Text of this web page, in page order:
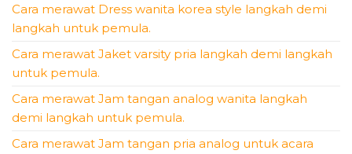
Cara merawat Dress wanita korea style langkah demi
langkah untuk pemula.
Cara merawat Jaket varsity pria langkah demi langkah
untuk pemula.
Cara merawat Jam tangan analog wanita langkah
demi langkah untuk pemula.
Cara merawat Jam tangan pria analog untuk acara